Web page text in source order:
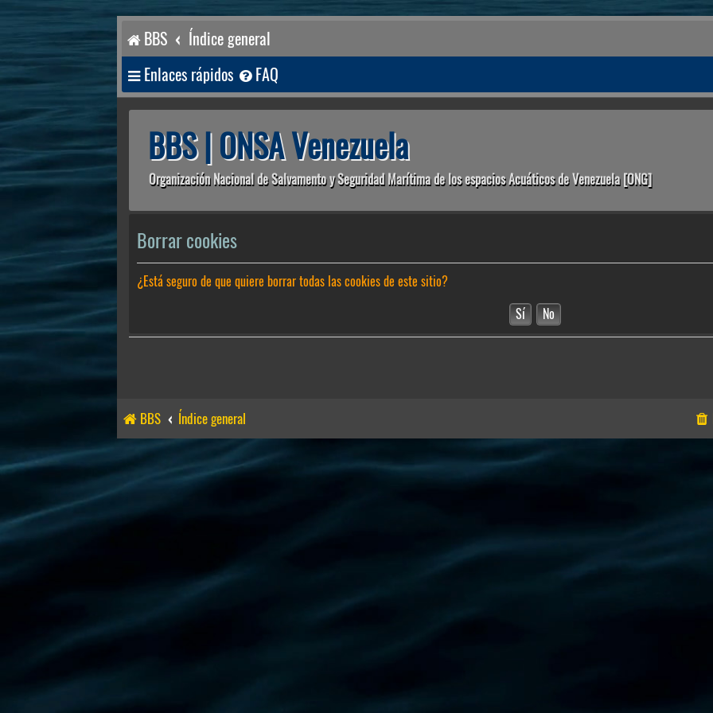
BBS Índice general
Enlaces rápidos FAQ
BBS | ONSA Venezuela
Organización Nacional de Salvamento y Seguridad Marítima de los espacios Acuáticos de Venezuela [ONG]
Borrar cookies
¿Está seguro de que quiere borrar todas las cookies de este sitio?
BBS Índice general